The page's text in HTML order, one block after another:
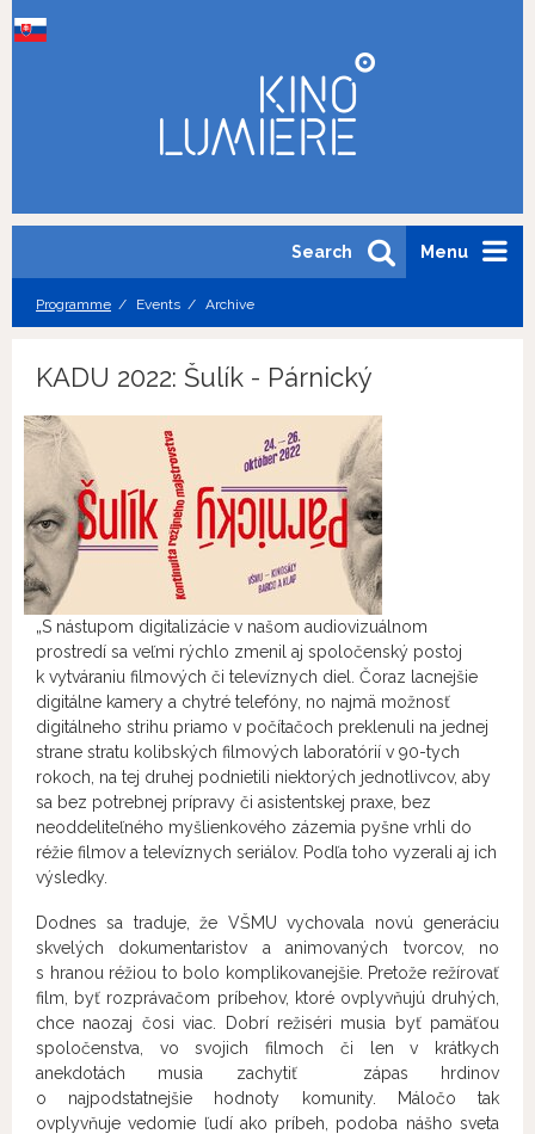
Menu
Search
Programme Events Archive
KADU 2022: Šulík - Párnický
„S nástupom digitalizácie v našom audiovizuálnom
prostredí sa veľmi rýchlo zmenil aj spoločenský postoj
k vytváraniu filmových či televíznych diel. Čoraz lacnejšie
digitálne kamery a chytré telefóny, no najmä možnosť
digitálneho strihu priamo v počítačoch preklenuli na jednej
strane stratu kolibských filmových laboratórií v 90-tych
rokoch, na tej druhej podnietili niektorých jednotlivcov, aby
sa bez potrebnej prípravy či asistentskej praxe, bez
neoddeliteľného myšlienkového zázemia pyšne vrhli do
réžie filmov a televíznych seriálov. Podľa toho vyzerali aj ich
výsledky.
Dodnes sa traduje, že VŠMU vychovala novú generáciu
skvelých dokumentaristov a animovaných tvorcov, no
s hranou réžiou to bolo komplikovanejšie. Pretože režírovať
film, byť rozprávačom príbehov, ktoré ovplyvňujú druhých,
chce naozaj čosi viac. Dobrí režiséri musia byť pamäťou
spoločenstva, vo svojich filmoch či len v krátkych
anekdotách musia zachytiť zápas hrdinov
o najpodstatnejšie hodnoty komunity. Máločo tak
ovplyvňuje vedomie ľudí ako príbeh, podoba nášho sveta